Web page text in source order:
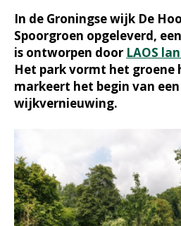
In de Groningse wijk De
Spoorgroen opgeleverd,
is ontworpen door LAOS
Het park vormt het groene
markeert het begin van
wijkvernieuwing.